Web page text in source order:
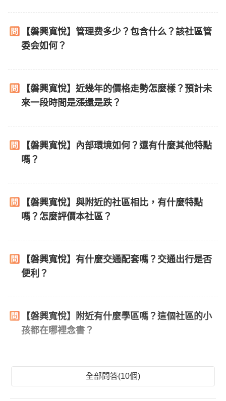
【磐興寬悅】管理费多少？包含什么？該社區管
委会如何？
【磐興寬悅】近幾年的價格走勢怎麼樣？預計未
來一段時間是漲還是跌？
【磐興寬悅】內部環境如何？還有什麼其他特點
嗎？
【磐興寬悅】與附近的社區相比，有什麼特點
嗎？怎麼評價本社區？
【磐興寬悅】有什麼交通配套嗎？交通出行是否
便利？
【磐興寬悅】附近有什麼學區嗎？這個社區的小
孩都在哪裡念書？
全部問答(10個)